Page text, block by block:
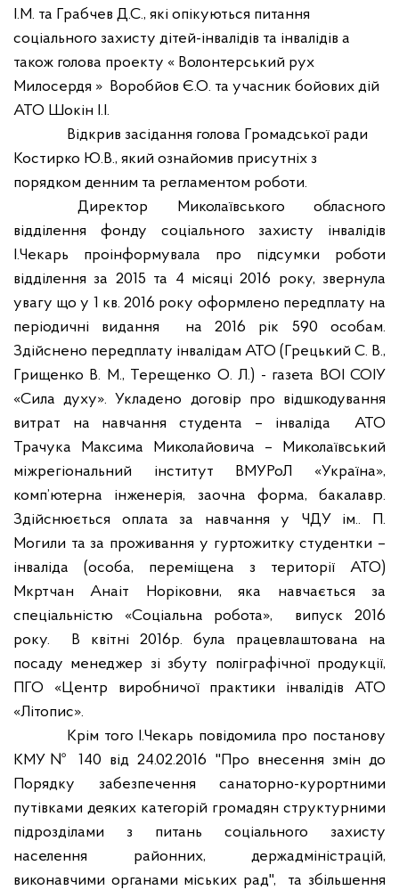
І.М. та Грабчев Д.С., які опікуються питання
соціального захисту дітей-інвалідів та інвалідів а
також голова проекту « Волонтерський рух
Милосердя » Воробйов Є.О. та учасник бойових дій
АТО Шокін І.І.
Відкрив засідання голова Громадської ради
Костирко Ю.В., який ознайомив присутніх з
порядком денним та регламентом роботи.
Директор Миколаївського обласного
відділення фонду соціального захисту інвалідів
І.Чекарь проінформувала про підсумки роботи
відділення за 2015 та 4 місяці 2016 року, звернула
увагу що у 1 кв. 2016 року оформлено передплату на
періодичні видання
на 2016 рік 590 особам.
Здійснено передплату інвалідам АТО (Грецький С. В.,
Грищенко В. М., Терещенко О. Л.) - газета ВОІ СОІУ
«Сила духу». Укладено договір про відшкодування
витрат на навчання студента – інваліда
АТО
Трачука Максима Миколайовича – Миколаївський
міжрегіональний інститут ВМУРоЛ «Україна»,
комп’ютерна інженерія, заочна форма, бакалавр.
Здійснюється оплата за навчання у ЧДУ ім.. П.
Могили та за проживання у гуртожитку студентки –
інваліда (особа, переміщена з території АТО)
Мкртчан Анаіт Норіковни, яка навчається за
спеціальністю «Соціальна робота»,
випуск 2016
року.
В квітні 2016р. була працевлаштована на
посаду менеджер зі збуту поліграфічної продукції,
ПГО «Центр виробничої практики інвалідів АТО
«Літопис».
Крім того І.Чекарь повідомила про постанову
КМУ № 140 від 24.02.2016 "Про внесення змін до
Порядку забезпечення санаторно-курортними
путівками деяких категорій громадян структурними
підрозділами з питань соціального захисту
населення районних, держадміністрацій,
виконавчими органами міських рад",
та збільшення